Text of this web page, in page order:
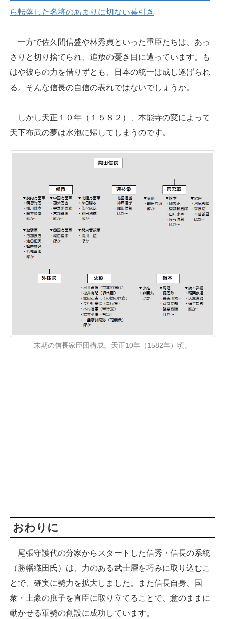
ら転落した名将のあまりに切ない幕引き
一方で佐久間信盛や林秀貞といった重臣たちは、あっ
さりと切り捨てられ、追放の憂き目に遭っています。も
はや彼らの力を借りずとも、日本の統一は成し遂げられ
る。そんな信長の自信の表れではないでしょうか。
しかし天正１０年（１５８２）、本能寺の変によって
天下布武の夢は水泡に帰してしまうのです。
末期の信長家臣団構成。天正10年（1582年）頃。
おわりに
尾張守護代の分家からスタートした信秀・信長の系統
（勝幡織田氏）は、力のある武士層を巧みに取り込むこ
とで、確実に勢力を拡大しました。また信長自身、国
衆・土豪の庶子を直臣に取り立てることで、意のままに
動かせる軍勢の創設に成功しています。